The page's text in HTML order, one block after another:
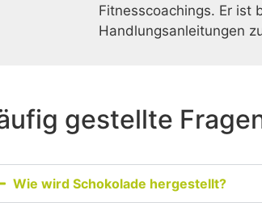
Fitnesscoachings. Er ist
Handlungsanleitungen
gestellte
Wie wird Schokolade hergestellt?